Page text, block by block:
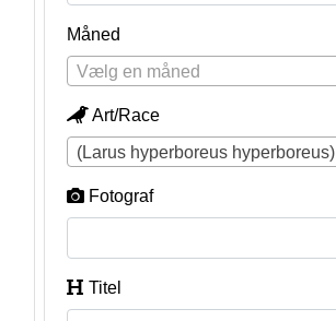
Måned
Vælg en måned
Art/Race
(Larus hyperboreus hyperboreus)
Fotograf
Titel